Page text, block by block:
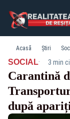
Acasă Știri
SOCIAL· 3 min
Carantină
după